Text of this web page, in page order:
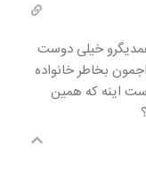
خیلی دوست
بخاطر خانواده
اینه که همین